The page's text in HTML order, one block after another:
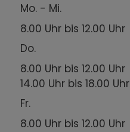
Mo. - Mi.
8.00 Uhr bis 12.00 Uhr
Do.
8.00 Uhr bis 12.00 Uhr
14.00 Uhr bis 18.00 Uhr
Fr.
8.00 Uhr bis 12.00 Uhr